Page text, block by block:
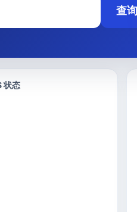
查询
状态